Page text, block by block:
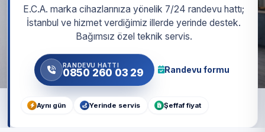
E.C.A. marka cihazlarınıza yönelik 7/24 randevu hattı;
İstanbul ve hizmet verdiğimiz illerde yerinde destek.
Bağımsız özel teknik servis.
RANDEVU HATTI
0850 260 03 29 Randevu formu
Aynı gün Yerinde servis Şeffaf fiyat